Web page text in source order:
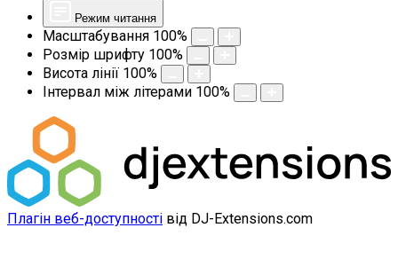
Режим читання
Масштабування 100%
Розмір шрифту 100%
Висота лінії 100%
Інтервал між літерами 100%
Плагін веб-доступності від DJ-Extensions.com